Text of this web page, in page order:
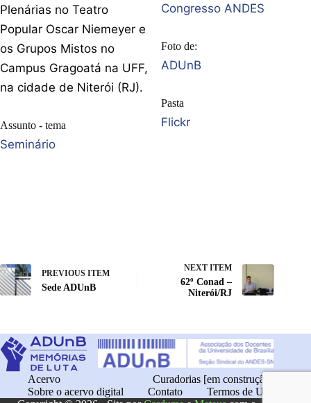
Plenárias no Teatro
Popular Oscar Niemeyer e
os Grupos Mistos no
Campus Gragoatá na UFF,
na cidade de Niterói (RJ).
Assunto - tema
Seminário
Congresso ANDES
Foto de:
ADUnB
Pasta
Flickr
PREVIOUS ITEM
Sede ADUnB
NEXT ITEM
62º Conad –
Niterói/RJ
Acervo
Curadorias [em construção]
Sobre o acervo digital
Contato
Termos de Uso